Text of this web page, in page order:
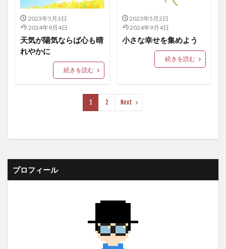
2023年5月3日
2024年9月4日
天気が陽気ならば心も晴
れやかに
続きを読む
2023年5月2日
2024年9月4日
小さな幸せを集めよう
続きを読む
1 2 Next
プロフィール